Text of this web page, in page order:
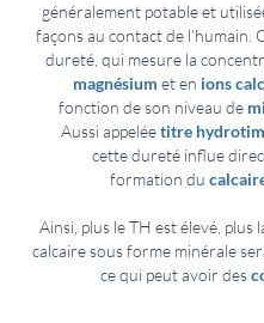
généralement potable et
façons au contact de l’humain.
dureté, qui mesure la
magnésium et en ions
fonction de son niveau de
Aussi appeléetitre
cette dureté influe
formation du
Ainsi, plus le TH est élevé, plus
calcaire sous forme minérale
ce qui peut avoir des